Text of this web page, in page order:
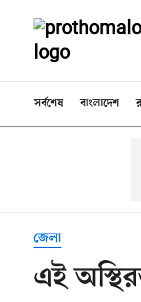
সর্বশেষ বাংলাদেশ
জেলা
এই